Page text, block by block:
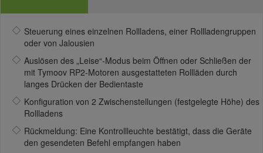
Steuerung eines einzelnen Rollladens, einer Rollladengruppen
oder von Jalousien
Auslösen des „Leise“-Modus beim Öffnen oder Schließen der
mit Tymoov RP2-Motoren ausgestatteten Rollläden durch
langes Drücken der Bedientaste
Konfiguration von 2 Zwischenstellungen (festgelegte Höhe) des
Rollladens
Rückmeldung: Eine Kontrollleuchte bestätigt, dass die Geräte
den gesendeten Befehl empfangen haben